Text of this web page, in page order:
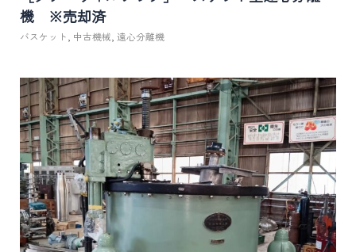
機 ※売却済
バスケット, 中古機械, 遠心分離機